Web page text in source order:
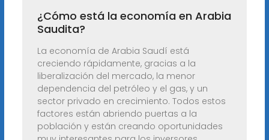
¿Cómo está la economía en Arabia
Saudita?
La economía de Arabia Saudí está
creciendo rápidamente, gracias a la
liberalización del mercado, la menor
dependencia del petróleo y el gas, y un
sector privado en crecimiento. Todos estos
factores están abriendo puertas a la
población y están creando oportunidades